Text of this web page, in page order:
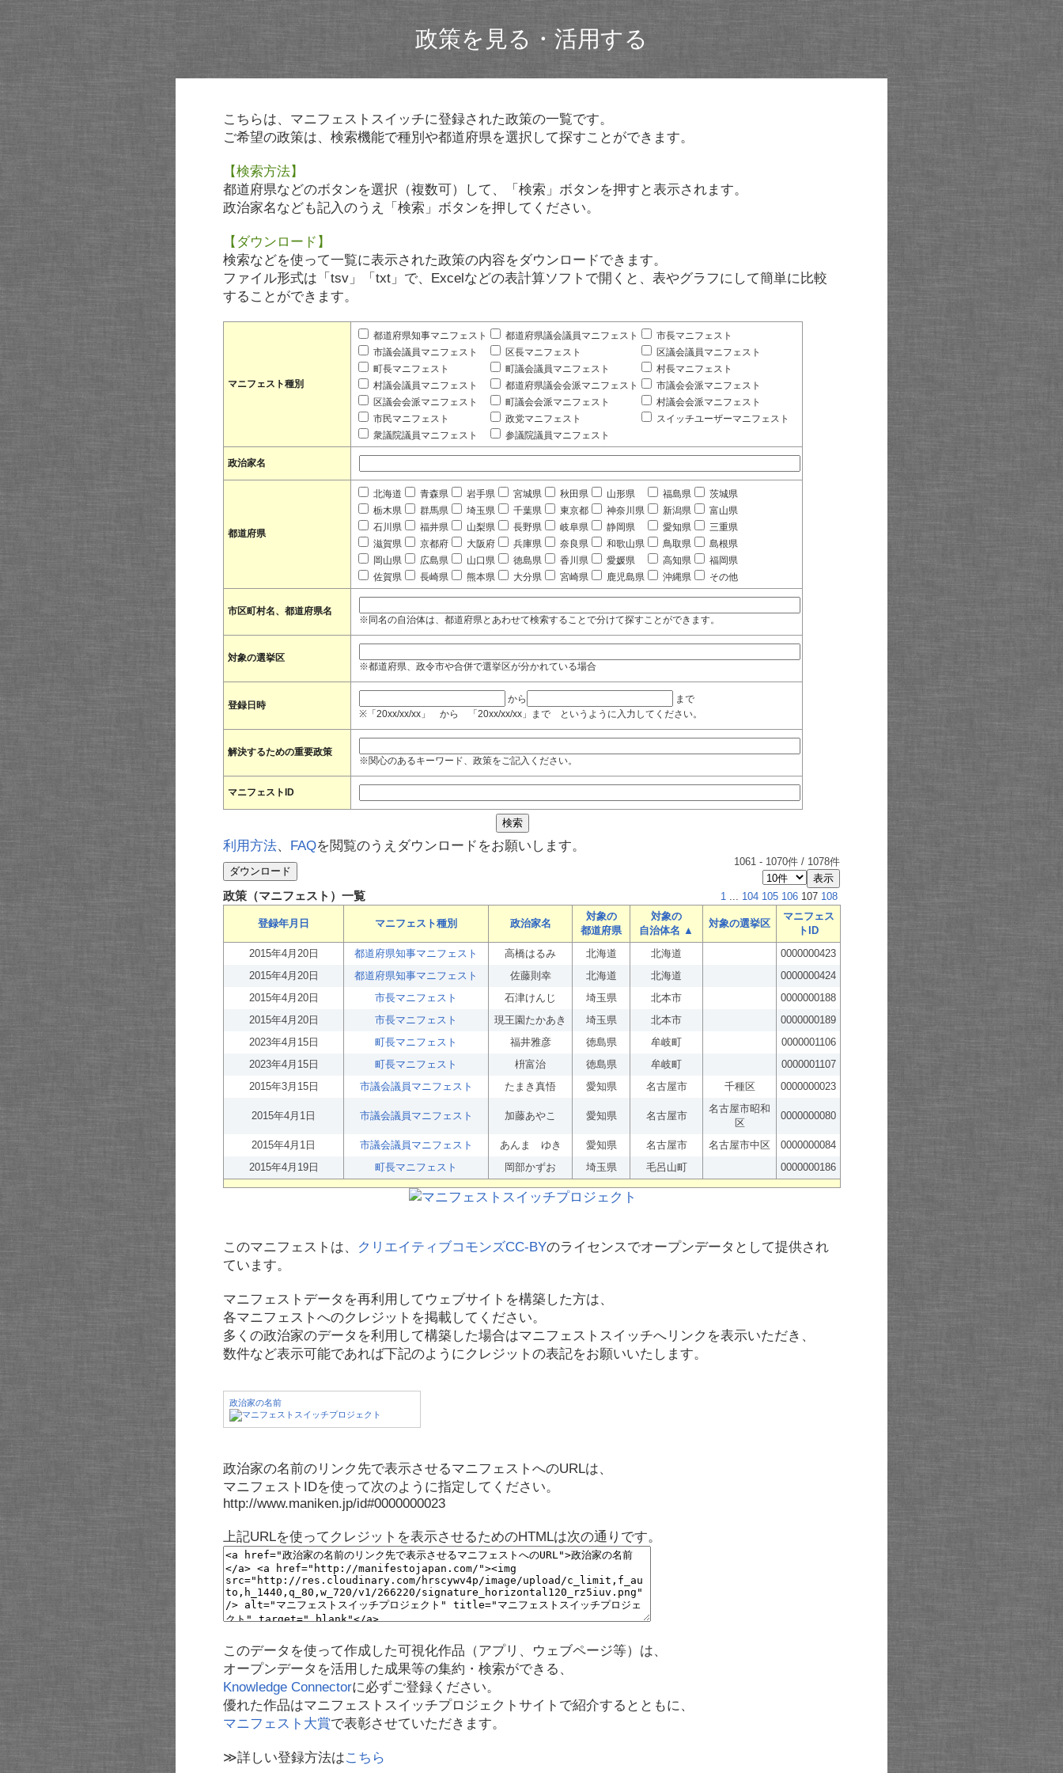
政策を見る・活用する
こちらは、マニフェストスイッチに登録された政策の一覧です。
ご希望の政策は、検索機能で種別や都道府県を選択して探すことができます。
【検索方法】
都道府県などのボタンを選択（複数可）して、「検索」ボタンを押すと表示されます。
政治家名なども記入のうえ「検索」ボタンを押してください。
【ダウンロード】
検索などを使って一覧に表示された政策の内容をダウンロードできます。
ファイル形式は「tsv」「txt」で、Excelなどの表計算ソフトで開くと、表やグラフにして簡単に比較
することができます。
マニフェスト種別
都道府県知事マニフェスト 都道府県議会議員マニフェスト
市長マニフェスト
市議会議員マニフェスト
区長マニフェスト
区議会議員マニフェスト
町長マニフェスト
町議会議員マニフェスト
村長マニフェスト
村議会議員マニフェスト
都道府県議会会派マニフェスト
市議会会派マニフェスト
区議会会派マニフェスト
町議会会派マニフェスト
村議会会派マニフェスト
市民マニフェスト
政党マニフェスト
スイッチユーザーマニフェスト
衆議院議員マニフェスト
参議院議員マニフェスト
政治家名
都道府県
北海道 青森県 岩手県 宮城県 秋田県 山形県 福島県
茨城県
栃木県
群馬県 埼玉県 千葉県 東京都 神奈川県 新潟県
富山県
石川県
福井県 山梨県 長野県 岐阜県 静岡県 愛知県
三重県
滋賀県
京都府 大阪府 兵庫県 奈良県 和歌山県 鳥取県
島根県
岡山県
広島県 山口県 徳島県 香川県 愛媛県 高知県
福岡県
佐賀県
長崎県 熊本県 大分県 宮崎県 鹿児島県 沖縄県 その他
市区町村名、都道府県名
※同名の自治体は、都道府県とあわせて検索することで分けて探すことができます。
対象の選挙区
※都道府県、政令市や合併で選挙区が分かれている場合
登録日時
から
まで
※「20xx/xx/xx」 から 「20xx/xx/xx」まで というように入力してください。
解決するための重要政策
※関心のあるキーワード、政策をご記入ください。
マニフェストID
利用方法、 FAQを閲覧のうえダウンロードをお願いします。
1061 - 1070件 / 1078件
政策（マニフェスト）一覧 1 ... 104 105 106 107 108
登録年月日 マニフェスト種別 政治家名
対象の
都道府県
対象の
自治体名 ▲
対象の選挙区
マニフェス
トID
2015年4月20日
都道府県知事マニフェスト 高橋はるみ 北海道 北海道
0000000423
2015年4月20日
都道府県知事マニフェスト 佐藤則幸 北海道 北海道
0000000424
2015年4月20日
市長マニフェスト 石津けんじ 埼玉県 北本市
0000000188
2015年4月20日
市長マニフェスト 現王園たかあき 埼玉県 北本市
0000000189
2023年4月15日
町長マニフェスト 福井雅彦 徳島県 牟岐町
0000001106
2023年4月15日
町長マニフェスト 枡富治 徳島県 牟岐町
0000001107
2015年3月15日
市議会議員マニフェスト たまき真悟 愛知県 名古屋市 千種区 0000000023
2015年4月1日 市議会議員マニフェスト 加藤あやこ 愛知県 名古屋市
名古屋市昭和
区
0000000080
2015年4月1日 市議会議員マニフェスト あんま ゆき 愛知県 名古屋市 名古屋市中区
0000000084
2015年4月19日
町長マニフェスト 岡部かずお 埼玉県 毛呂山町 0000000186
このマニフェストは、 クリエイティブコモンズCC-BYのライセンスでオープンデータとして提供され
ています。
マニフェストデータを再利用してウェブサイトを構築した方は、
各マニフェストへのクレジットを掲載してください。
多くの政治家のデータを利用して構築した場合はマニフェストスイッチへリンクを表示いただき、
数件など表示可能であれば下記のようにクレジットの表記をお願いいたします。
政治家の名前
政治家の名前のリンク先で表示させるマニフェストへのURLは、
マニフェストIDを使って次のように指定してください。
http://www.maniken.jp/id#0000000023
上記URLを使ってクレジットを表示させるためのHTMLは次の通りです。
このデータを使って作成した可視化作品（アプリ、ウェブページ等）は、
オープンデータを活用した成果等の集約・検索ができる、
Knowledge Connectorに必ずご登録ください。
優れた作品はマニフェストスイッチプロジェクトサイトで紹介するとともに、
マニフェスト大賞で表彰させていただきます。
≫詳しい登録方法はこちら